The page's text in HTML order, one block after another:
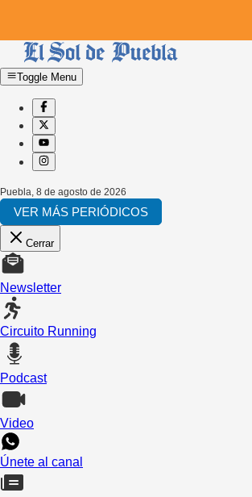
Toggle Menu
Puebla 8 de agosto de 2026
VER MÁS PERIÓDICOS
Cerrar
Newsletter
Circuito Running
Podcast
Video
Únete al canal